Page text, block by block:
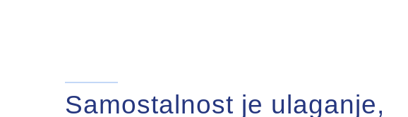
Samostalnost je ulaganje,